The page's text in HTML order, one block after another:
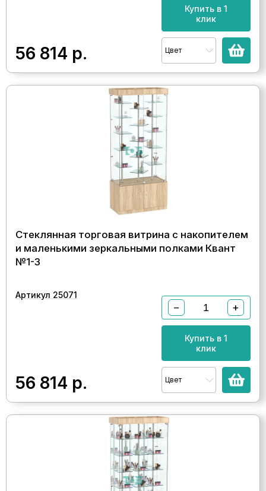
56 814 р.
Купить в 1
клик
Цвет
Стеклянная торговая витрина с накопителем
и маленькими зеркальными полками Квант
№1-3
Артикул 25071
56 814 р.
− +
Купить в 1
клик
Цвет